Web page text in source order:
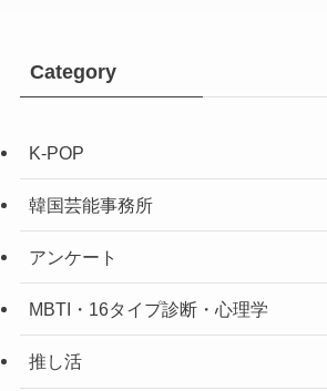
Category
K-POP
韓国芸能事務所
アンケート
MBTI・16タイプ診断・心理学
推し活